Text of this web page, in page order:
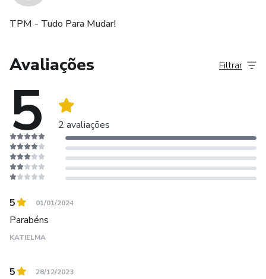
TPM - Tudo Para Mudar!
Avaliações
5 2 avaliações
Filtrar
5 01/01/2024
Parabéns
KATIELMA
5 28/12/2023